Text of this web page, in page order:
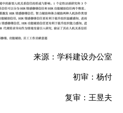
来源：学科建设办公室
初审：杨付
复审：王昱夫